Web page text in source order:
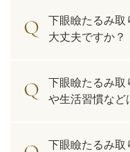
下眼瞼たるみ取
大丈夫ですか？
下眼瞼たるみ取
や生活習慣など
下眼瞼たるみ取